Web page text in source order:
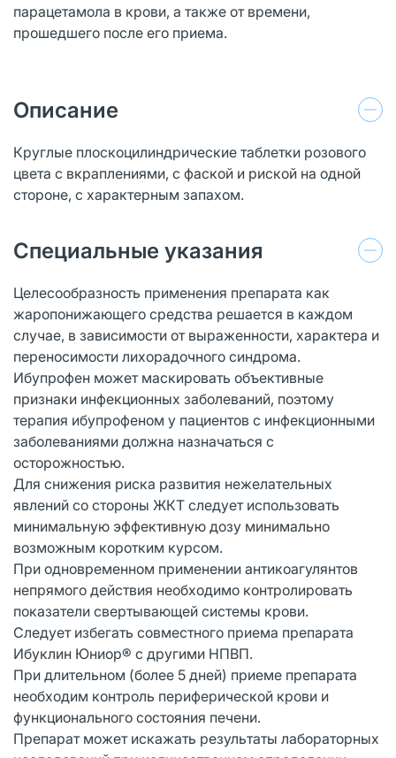
парацетамола в крови, а также от времени,
прошедшего после его приема.
Описание
Круглые плоскоцилиндрические таблетки розового
цвета с вкраплениями, с фаской и риской на одной
стороне, с характерным запахом.
Специальные указания
Целесообразность применения препарата как
жаропонижающего средства решается в каждом
случае, в зависимости от выраженности, характера и
переносимости лихорадочного синдрома.
Ибупрофен может маскировать объективные
признаки инфекционных заболеваний, поэтому
терапия ибупрофеном у пациентов с инфекционными
заболеваниями должна назначаться с
осторожностью.
Для снижения риска развития нежелательных
явлений со стороны ЖКТ следует использовать
минимальную эффективную дозу минимально
возможным коротким курсом.
При одновременном применении антикоагулянтов
непрямого действия необходимо контролировать
показатели свертывающей системы крови.
Следует избегать совместного приема препарата
Ибуклин Юниор® с другими НПВП.
При длительном (более 5 дней) приеме препарата
необходим контроль периферической крови и
функционального состояния печени.
Препарат может искажать результаты лабораторных